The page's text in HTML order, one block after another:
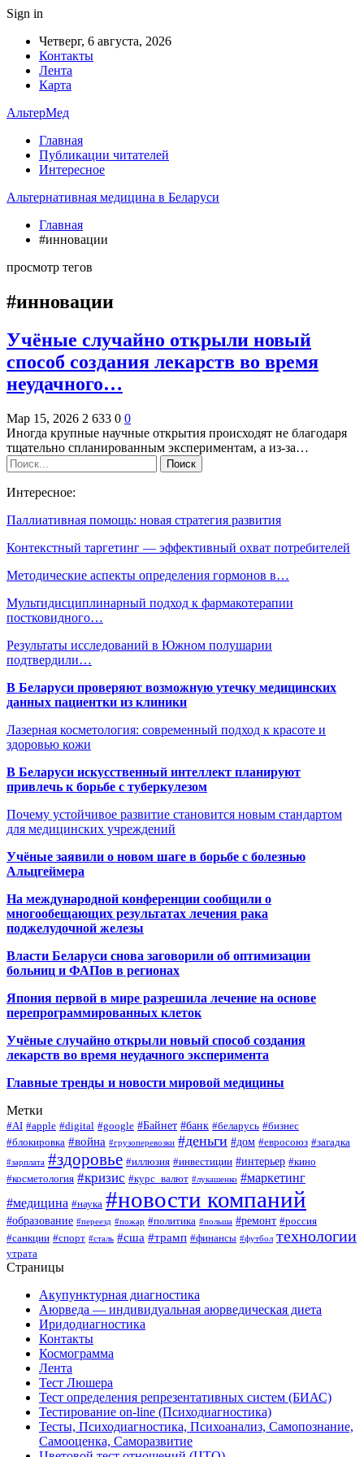
Sign in
Четверг, 6 августа, 2026
Контакты
Лента
Карта
АльтерМед
Главная
Публикации читателей
Интересное
Альтернативная медицина в Беларуси
Главная
#инновации
просмотр тегов
#инновации
Учёные случайно открыли новый
способ создания лекарств во время
неудачного…
Мар 15, 2026 2 633 0 0
Иногда крупные научные открытия происходят не благодаря
тщательно спланированным экспериментам, а из-за…
Интересное:
Паллиативная помощь: новая стратегия развития
Контекстный таргетинг — эффективный охват потребителей
Методические аспекты определения гормонов в…
Мультидисциплинарный подход к фармакотерапии
постковидного…
Результаты исследований в Южном полушарии
подтвердили…
В Беларуси проверяют возможную утечку медицинских
данных пациентки из клиники
Лазерная косметология: современный подход к красоте и
здоровью кожи
В Беларуси искусственный интеллект планируют
привлечь к борьбе с туберкулезом
Почему устойчивое развитие становится новым стандартом
для медицинских учреждений
Учёные заявили о новом шаге в борьбе с болезнью
Альцгеймера
На международной конференции сообщили о
многообещающих результатах лечения рака
поджелудочной железы
Власти Беларуси снова заговорили об оптимизации
больниц и ФАПов в регионах
Япония первой в мире разрешила лечение на основе
перепрограммированных клеток
Учёные случайно открыли новый способ создания
лекарств во время неудачного эксперимента
Главные тренды и новости мировой медицины
Метки
#AI #apple #digital #google #Байнет #банк #беларусь #бизнес
#блокировка #война #грузоперевозки #деньги #дом #евросоюз #загадка
#зарплата #здоровье #иллюзия #инвестиции #интерьер #кино
#косметология #кризис #курс_валют #лукашенко #маркетинг
#медицина #наука #новости компаний
#образование #переезд #пожар #политика #польша #ремонт #россия
#санкции #спорт #сталь #сша #трамп #финансы #футбол технологии
утрата
Страницы
Акупунктурная диагностика
Аюрведа — индивидуальная аюрведическая диета
Иридодиагностика
Контакты
Космограмма
Лента
Тест Люшера
Тест определения репрезентативных систем (БИАС)
Тестирование on-line (Психодиагностика)
Тесты, Психодиагностика, Психоанализ, Самопознание,
Самооценка, Саморазвитие